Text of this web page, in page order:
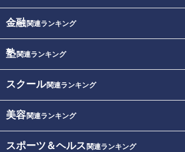
金融関連ランキング
塾関連ランキング
スクール関連ランキング
美容関連ランキング
スポーツ＆ヘルス 関連ランキング